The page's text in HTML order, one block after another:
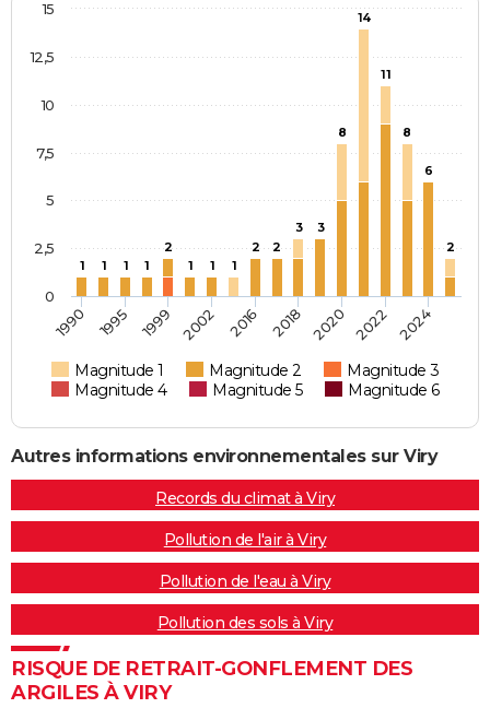
1 1 1 1
2
1
1 1
2 2
3 3
8
14
11
8
6
2
Magnitude 1 Magnitude 2
Magnitude 3
Magnitude 4
Magnitude 5 Magnitude 6
1990 1995 1999 2002 2016 2018 2020 2022 2024
0
2,5
5
7,5
10
12,5
15
Autres informations environnementales sur Viry
Records du climat à Viry
Pollution de l'air à Viry
Pollution de l'eau à Viry
Pollution des sols à Viry
RISQUE DE RETRAIT-GONFLEMENT DES
ARGILES À VIRY